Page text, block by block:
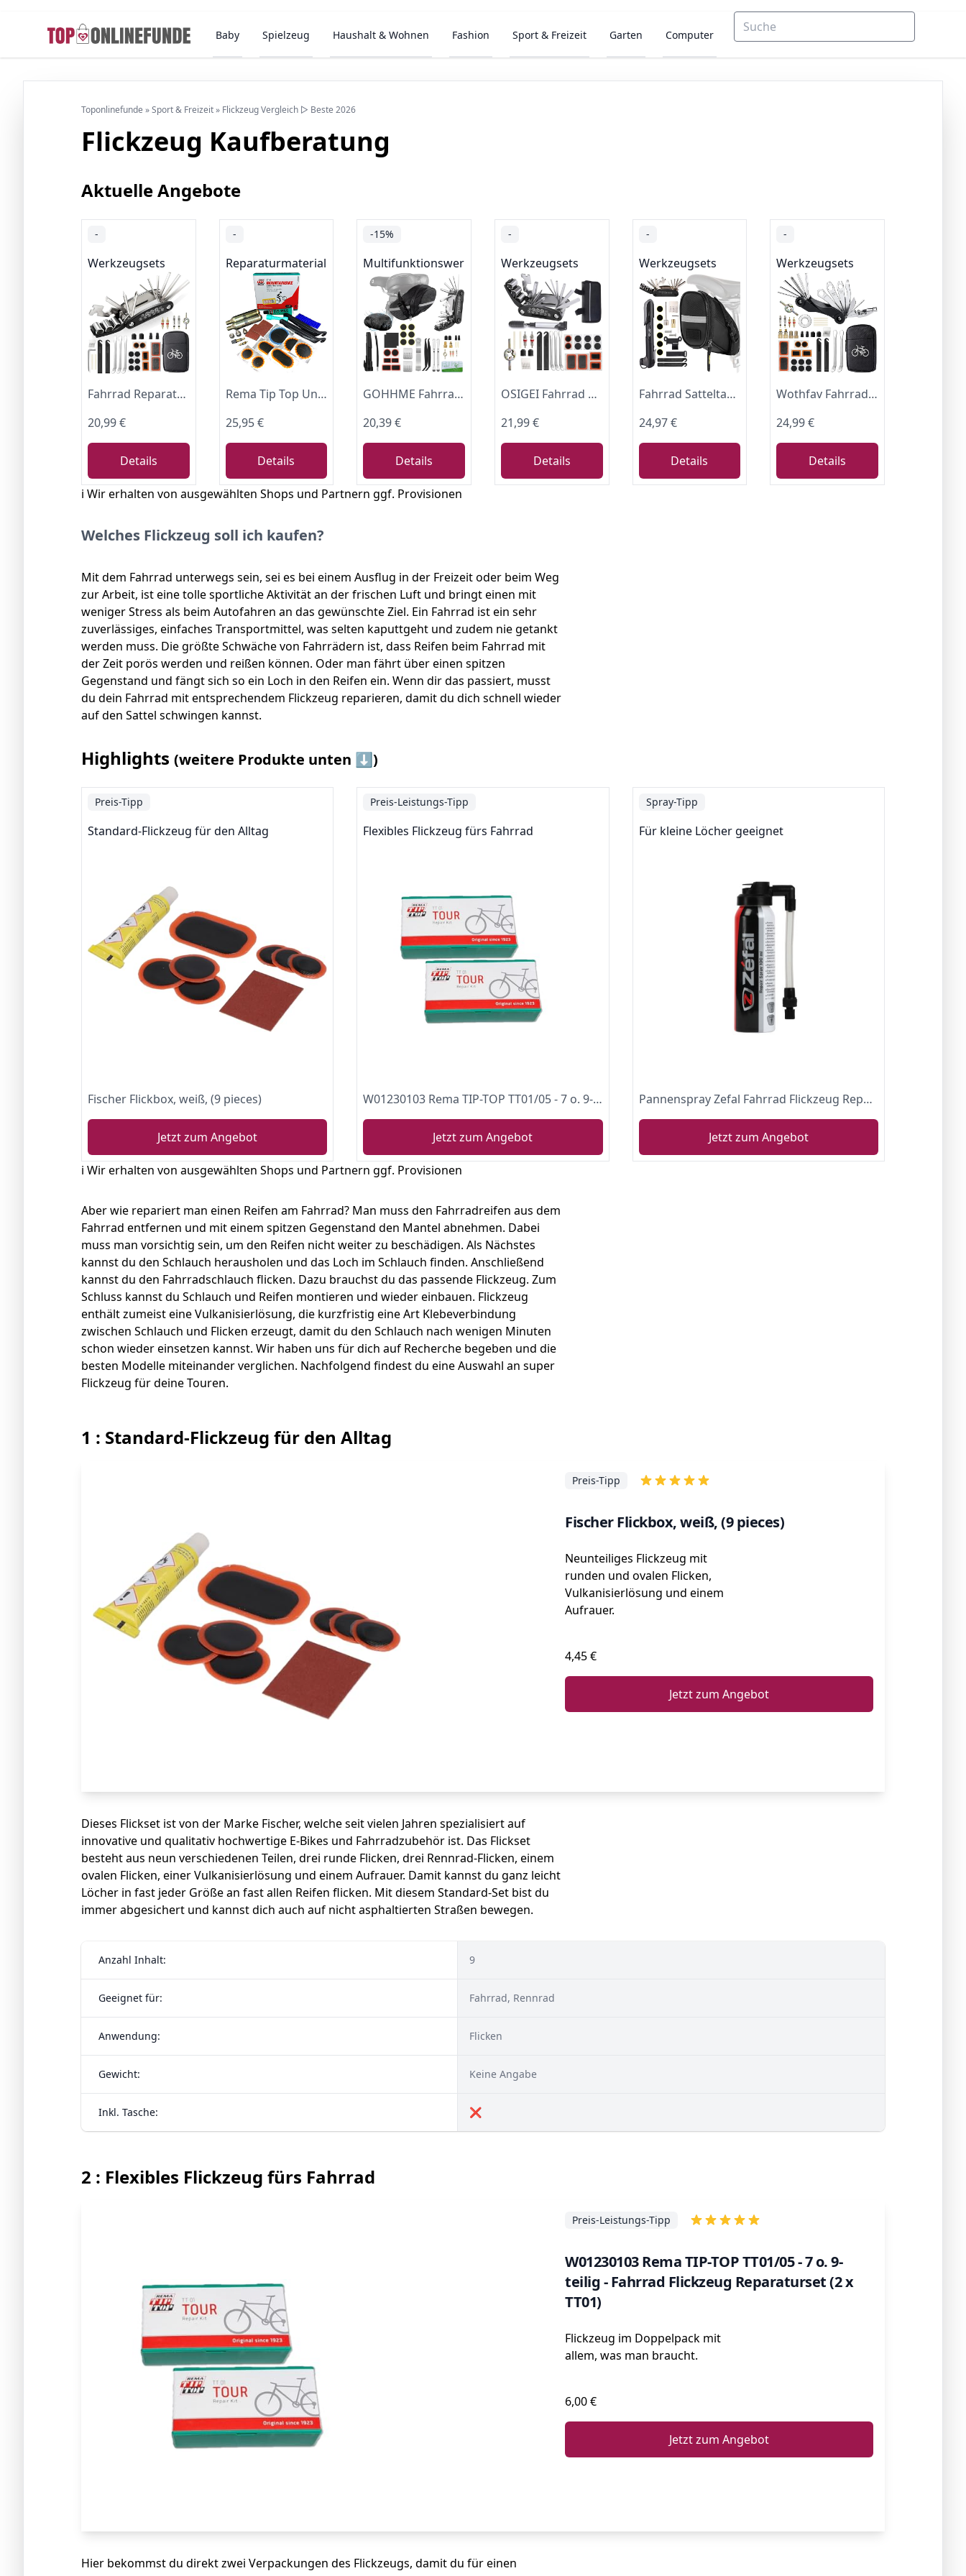
Baby Spielzeug Haushalt & Wohnen Fashion Sport & Freizeit Garten Computer
Toponlinefunde »Sport & Freizeit» Flickzeug Vergleich ▷ Beste 2026
Flickzeug Kaufberatung
Aktuelle Angebote
-
Werkzeugsets
Fahrrad Reparaturset | Fahrrad Zubehör | Fahrrad Multitool 16-in-1 | Fahrrad Flickzeug Set für unterwegs | Faltbares Fahrrad Reparaturset aus Stahl | Kompakt & Leicht | Schwarz
20,99 €
Details
-
Reparaturmaterial
Rema Tip Top Unisex Tt06 FLICKZEUG SORTIMENT, Weiß, 5 x 3 cm EU
25,95 €
Details
-15%
Multifunktionswerkzeug
GOHHME Fahrrad Reparaturset 16-in-1 mit Pumpe, Flicken, Tasche
20,39 €
Details
-
Werkzeugsets
OSIGEI Fahrrad Reparaturset & Werkzeug - Profi Fahrradflickzeug Set für Unterwegs - Reifenreparaturset Fahrrad inkl. Selbstklebende Flicken & Fahrrad Flickzeug Set für MTB, Rennrad & E-Bike
21,99 €
Details
-
Werkzeugsets
Fahrrad Satteltasche Reparatur Set und Werkzeuge - Unterwegs Fahhradtasche und Notfallwerkzeug Flickzeug mit 16-in-1 Fahrrad Multitools, Fahrradpumpe, Reifenheber, Leimfreie Reifen,Fahrradventil
24,97 €
Details
-
Werkzeugsets
Wothfav Fahrradflickzeug Set für unterwegs, 17 in 1 Fahrradwerkzeugset abziehbar, Fahrrad Reparaturset Multitool Satteltasche für Fahrrad Zubehör Ebike Kit Mountainbike Reparatursatz
24,99 €
Details
ℹ️ Wir erhalten von ausgewählten Shops und Partnern ggf. Provisionen
Welches Flickzeug soll ich kaufen?
Mit dem Fahrrad unterwegs sein, sei es bei einem Ausflug in der Freizeit oder beim Weg
zur Arbeit, ist eine tolle sportliche Aktivität an der frischen Luft und bringt einen mit
weniger Stress als beim Autofahren an das gewünschte Ziel. Ein Fahrrad ist ein sehr
zuverlässiges, einfaches Transportmittel, was selten kaputtgeht und zudem nie getankt
werden muss. Die größte Schwäche von Fahrrädern ist, dass Reifen beim Fahrrad mit
der Zeit porös werden und reißen können. Oder man fährt über einen spitzen
Gegenstand und fängt sich so ein Loch in den Reifen ein. Wenn dir das passiert, musst
du dein Fahrrad mit entsprechendem Flickzeug reparieren, damit du dich schnell wieder
auf den Sattel schwingen kannst.
Highlights (weitere Produkte unten ⬇️)
Preis-Tipp
Standard-Flickzeug für den Alltag
Fischer Flickbox, weiß, (9 pieces)
Jetzt zum Angebot
Preis-Leistungs-Tipp
Flexibles Flickzeug fürs Fahrrad
W01230103 Rema TIP-TOP TT01/05 - 7 o. 9-teilig - Fahrrad Flickzeug Reparaturset (2 x TT01)
Jetzt zum Angebot
Spray-Tipp
Für kleine Löcher geeignet
Pannenspray Zefal Fahrrad Flickzeug Repariert platte Reifen sofort, ohne den Reifen ausbauen zu müssen
Jetzt zum Angebot
ℹ️ Wir erhalten von ausgewählten Shops und Partnern ggf. Provisionen
Aber wie repariert man einen Reifen am Fahrrad? Man muss den Fahrradreifen aus dem
Fahrrad entfernen und mit einem spitzen Gegenstand den Mantel abnehmen. Dabei
muss man vorsichtig sein, um den Reifen nicht weiter zu beschädigen. Als Nächstes
kannst du den Schlauch herausholen und das Loch im Schlauch finden. Anschließend
kannst du den Fahrradschlauch flicken. Dazu brauchst du das passende Flickzeug. Zum
Schluss kannst du Schlauch und Reifen montieren und wieder einbauen. Flickzeug
enthält zumeist eine Vulkanisierlösung, die kurzfristig eine Art Klebeverbindung
zwischen Schlauch und Flicken erzeugt, damit du den Schlauch nach wenigen Minuten
schon wieder einsetzen kannst. Wir haben uns für dich auf Recherche begeben und die
besten Modelle miteinander verglichen. Nachfolgend findest du eine Auswahl an super
Flickzeug für deine Touren.
1 : Standard-Flickzeug für den Alltag
Fischer Flickbox, weiß, (9 pieces)
Preis-Tipp
Neunteiliges Flickzeug mit
runden und ovalen Flicken,
Vulkanisierlösung und einem
Aufrauer.
4,45 €
Jetzt zum Angebot
Dieses Flickset ist von der Marke Fischer, welche seit vielen Jahren spezialisiert auf
innovative und qualitativ hochwertige E-Bikes und Fahrradzubehör ist. Das Flickset
besteht aus neun verschiedenen Teilen, drei runde Flicken, drei Rennrad-Flicken, einem
ovalen Flicken, einer Vulkanisierlösung und einem Aufrauer. Damit kannst du ganz leicht
Löcher in fast jeder Größe an fast allen Reifen flicken. Mit diesem Standard-Set bist du
immer abgesichert und kannst dich auch auf nicht asphaltierten Straßen bewegen.
Anzahl Inhalt: 9
Geeignet für: Fahrrad, Rennrad
Anwendung: Flicken
Gewicht: Keine Angabe
Inkl. Tasche: ❌
2 : Flexibles Flickzeug fürs Fahrrad
W01230103 Rema TIP-TOP TT01/05 - 7 o. 9-
teilig - Fahrrad Flickzeug Reparaturset (2 x
TT01)
Preis-Leistungs-Tipp
Flickzeug im Doppelpack mit
allem, was man braucht.
6,00 €
Jetzt zum Angebot
Hier bekommst du direkt zwei Verpackungen des Flickzeugs, damit du für einen